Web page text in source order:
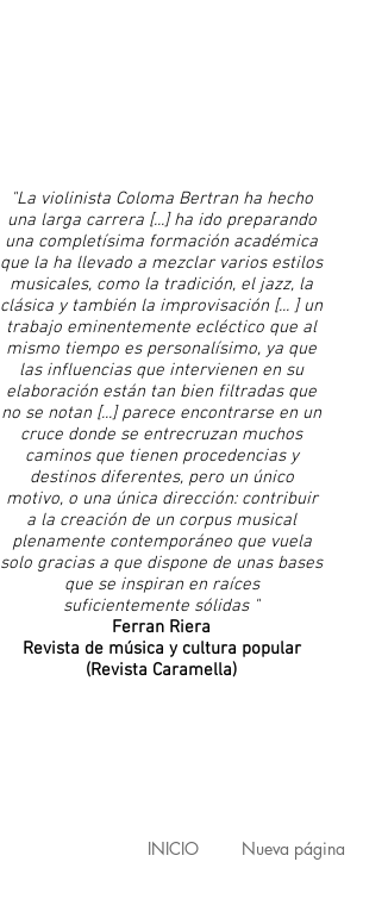
"La violinista Coloma Bertran ha hecho
una larga carrera [...] ha ido preparando
una completísima formación académica
que la ha llevado a mezclar varios estilos
musicales, como la tradición, el jazz, la
clásica y también la improvisación [... ] un
trabajo eminentemente ecléctico que al
mismo tiempo es personalísimo, ya que
las influencias que intervienen en su
elaboración están tan bien filtradas que
no se notan [...] parece encontrarse en un
cruce donde se entrecruzan muchos
caminos que tienen procedencias y
destinos diferentes, pero un único
motivo, o una única dirección: contribuir
a la creación de un corpus musical
plenamente contemporáneo que vuela
solo gracias a que dispone de unas bases
que se inspiran en raíces
suficientemente sólidas "
Ferran Riera
Revista de música y cultura popular
(Revista Caramella)
INICIO Nueva página